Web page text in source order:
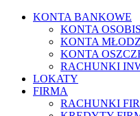
KONTA BANKOWE
KONTA
KONTA
KONTA
RACHUNKI
LOKATY
FIRMA
RACHUNKI